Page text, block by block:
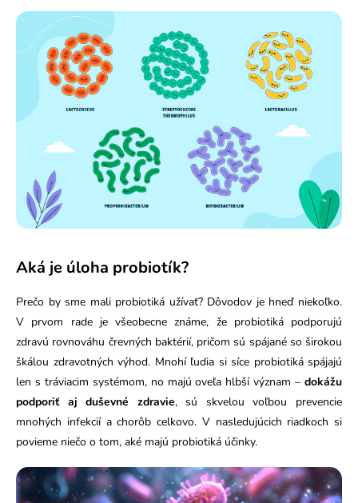
Aká je úloha probiotík?
Prečo by sme mali probiotiká užívať? Dôvodov je hneď niekoľko.
V prvom rade je všeobecne známe, že probiotiká podporujú
zdravú rovnováhu črevných baktérií, pričom sú spájané so širokou
škálou zdravotných výhod. Mnohí ľudia si síce probiotiká spájajú
len s tráviacim systémom, no majú oveľa hlbší význam – dokážu
podporiť aj duševné zdravie, sú skvelou voľbou prevencie
mnohých infekcií a chorôb celkovo. V nasledujúcich riadkoch si
povieme niečo o tom, aké majú probiotiká účinky.